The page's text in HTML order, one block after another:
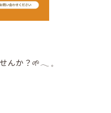
んか？🌱𓂃 𓈒